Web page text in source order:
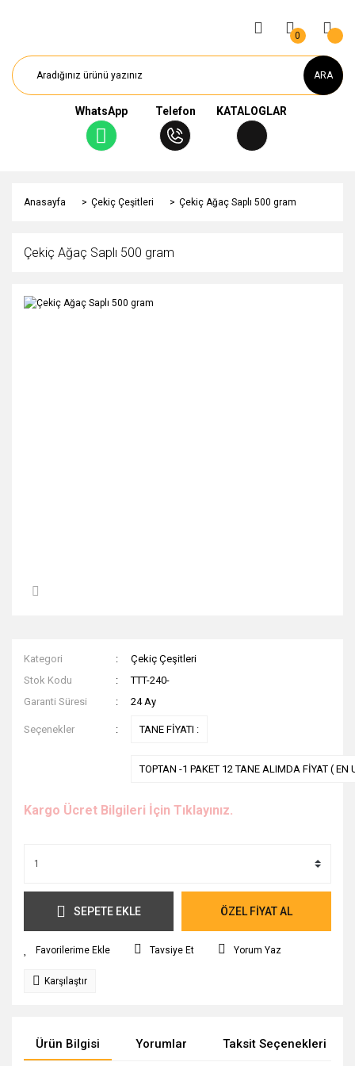
ARA
WhatsApp Telefon KATALOGLAR
0
Anasayfa Çekiç Çeşitleri Çekiç Ağaç Saplı 500 gram
Çekiç Ağaç Saplı 500 gram
Kategori
Çekiç Çeşitleri
Stok Kodu
TTT-240-
Garanti Süresi
24 Ay
Seçenekler TANE FİYATI :
TOPTAN -1 PAKET 12 TANE ALIMDA FİYAT ( EN
Kargo Ücret Bilgileri İçin Tıklayınız.
SEPETE EKLE ÖZEL FİYAT AL
Tavsiye Et Yorum Yaz
Karşılaştır
Ürün Bilgisi Yorumlar Taksit Seçenekleri